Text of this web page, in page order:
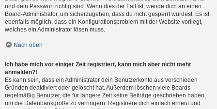
und dein Passwort richtig sind. Wenn dies der Fall ist, wende dich an einen
Board-Administrator, um sicherzugehen, dass du nicht gesperrt wurdest. Es ist
ebenfalls möglich, dass ein Konfigurationsproblem mit der Website vorliegt,
welches ein Administrator lösen muss.
Nach oben
Ich habe mich vor einiger Zeit registriert, kann mich aber nicht mehr
anmelden?!
Es kann sein, dass ein Administrator dein Benutzerkonto aus verschieden
Gründen deaktiviert oder gelöscht hat. Außerdem löschen viele Boards
regelmäßig Benutzer, die für längere Zeit keine Beiträge geschrieben haben,
um die Datenbankgröße zu verringern. Registriere dich einfach erneut und